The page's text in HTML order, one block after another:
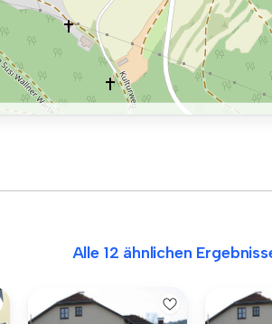
Alle 12 ähnlichen